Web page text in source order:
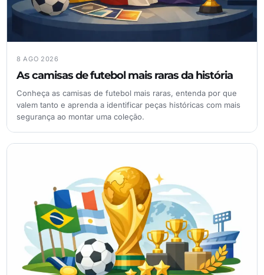
8 AGO 2026
As camisas de futebol mais raras da história
Conheça as camisas de futebol mais raras, entenda por que
valem tanto e aprenda a identificar peças históricas com mais
segurança ao montar uma coleção.